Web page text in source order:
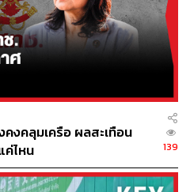
งคลุมเครือ ผลสะเทือน
ค่ไหน
139